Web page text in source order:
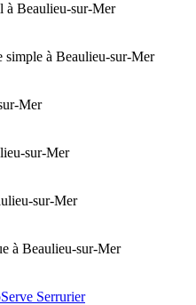
à Beaulieu-sur-Mer
simple à Beaulieu-sur-Mer
Mer
sur-Mer
sur-Mer
à Beaulieu-sur-Mer
Serrurier